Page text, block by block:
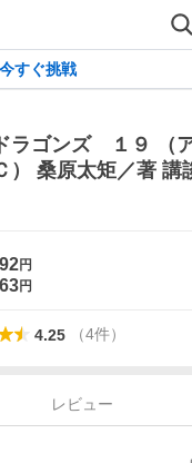
すぐ挑戦
ラゴンズ １９ （
） 桑原太矩／著 講
円
円
4.25 （4件）
レビュー